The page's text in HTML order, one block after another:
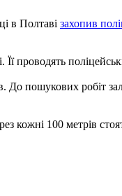
в Полтаві захопив
робіт
кожні 100 метрів